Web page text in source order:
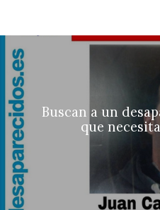
Buscan a un
que